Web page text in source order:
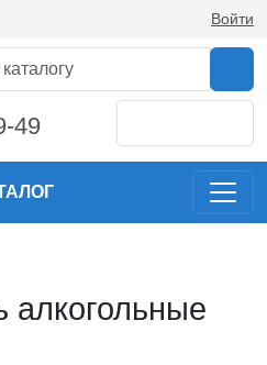
Войти
49
алкогольные